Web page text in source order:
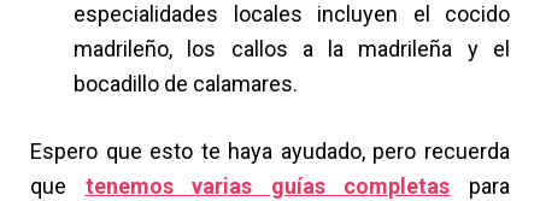
especialidades locales incluyen el cocido
madrileño, los callos a la madrileña y el
bocadillo de calamares.
Espero que esto te haya ayudado, pero recuerda
que tenemos varias guías completas para